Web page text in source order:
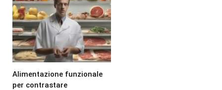
Alimentazione funzionale
per contrastare